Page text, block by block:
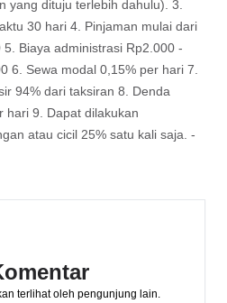
yang dituju terlebih dahulu). 3.
30 hari 4. Pinjaman mulai dari
5. Biaya administrasi Rp2.000 -
6. Sewa modal 0,15% per hari 7.
94% dari taksiran 8. Denda
hari 9. Dapat dilakukan
atau cicil 25% satu kali saja. -
terlihat oleh pengunjung lain.